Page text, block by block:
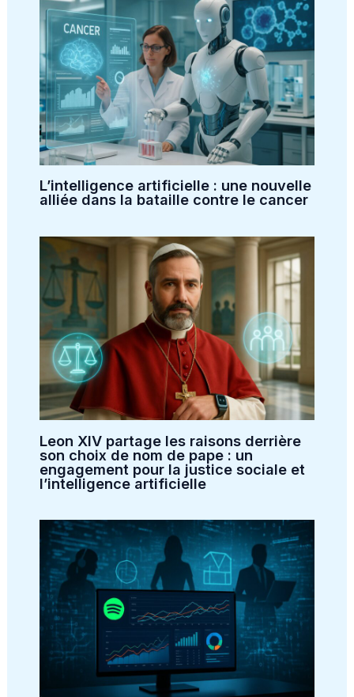
L’intelligence artificielle : une nouvelle
alliée dans la bataille contre le cancer
Leon XIV partage les raisons derrière
son choix de nom de pape : un
engagement pour la justice sociale et
l’intelligence artificielle